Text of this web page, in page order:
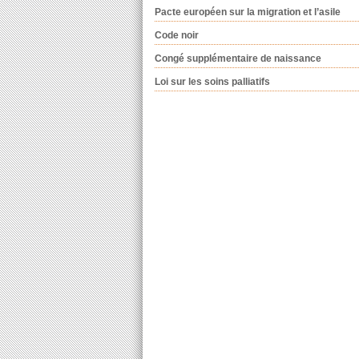
Pacte européen sur la migration et l’asile
Code noir
Congé supplémentaire de naissance
Loi sur les soins palliatifs